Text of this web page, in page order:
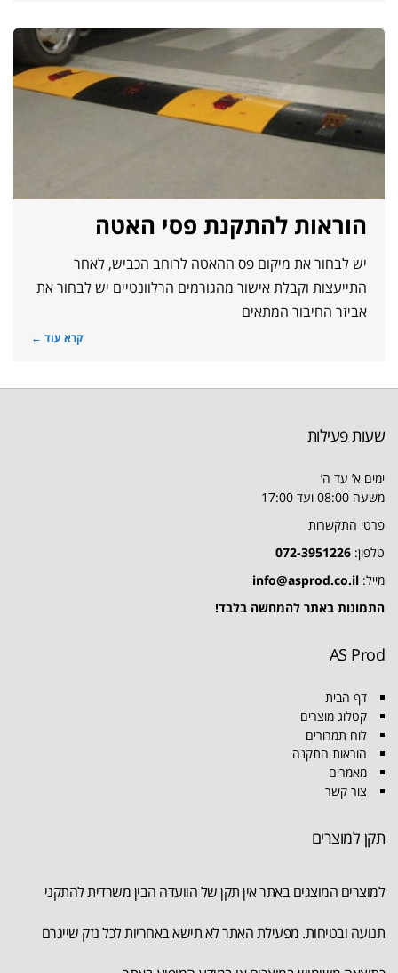
הוראות להתקנת פסי האטה
יש לבחור את מיקום פס ההאטה לרוחב הכביש, לאחר
התייעצות וקבלת אישור מהגורמים הרלוונטיים יש לבחור את
אביזר החיבור המתאים
קרא עוד ←
שעות פעילות
ימים א’ עד ה’
משעה 08:00 ועד 17:00
פרטי התקשרות
טלפון: 072-3951226
מייל: info@asprod.co.il
התמונות באתר להמחשה בלבד!
AS Prod
דף הבית
קטלוג מוצרים
לוח תמרורים
הוראות התקנה
מאמרים
צור קשר
תקן למוצרים
למוצרים המוצגים באתר אין תקן של הוועדה הבין משרדית להתקני
תנועה ובטיחות. מפעילת האתר לא תישא באחריות לכל נזק שייגרם